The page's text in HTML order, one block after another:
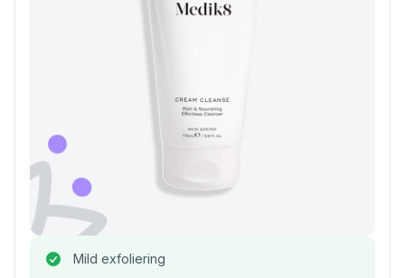
Mild exfoliering